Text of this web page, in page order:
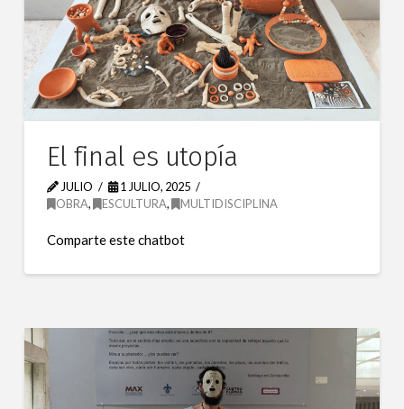
El final es utopía
JULIO
1 JULIO, 2025
OBRA, ESCULTURA, MULTIDISCIPLINA
Comparte este chatbot